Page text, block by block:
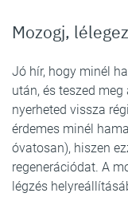
Mozogj,
Jó hír, hogy minél
után, és teszed
nyerheted vissza
érdemes minél
óvatosan), hiszen
regenerációdat. A
légzés